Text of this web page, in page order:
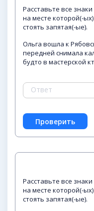
Расставьте все
на месте которой(-
стоять запятая(-ые).
Ольга вошла к
передней снимала
будто в мастерской
Расставьте все
на месте которой(-
стоять запятая(-ые).